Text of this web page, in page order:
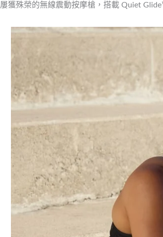
屢獲殊榮的無線震動按摩槍，搭載 Quiet